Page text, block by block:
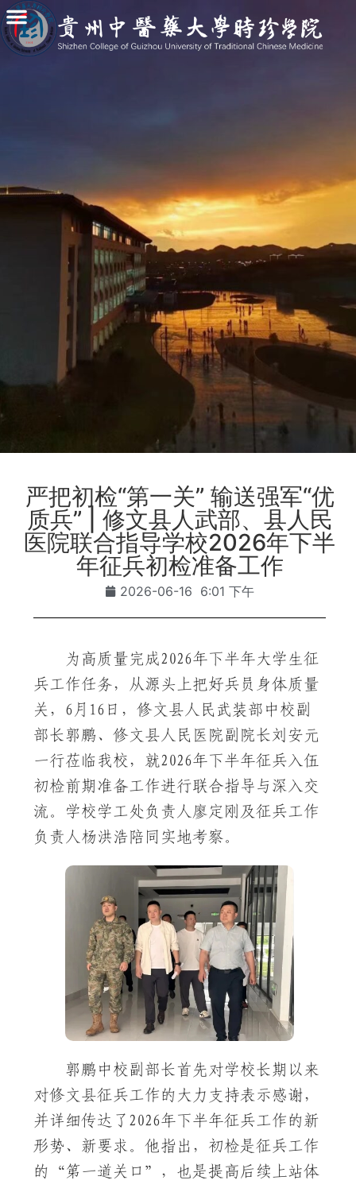
严把初检“第一关” 输送强军“优
质兵” | 修文县人武部、县人民
医院联合指导学校2026年下半
年征兵初检准备工作
2026-06-16 6:01 下午
为高质量完成2026年下半年大学生征
兵工作任务，从源头上把好兵员身体质量
关，6月16日，修文县人民武装部中校副
部长郭鹏、修文县人民医院副院长刘安元
一行莅临我校，就2026年下半年征兵入伍
初检前期准备工作进行联合指导与深入交
流。学校学工处负责人廖定刚及征兵工作
负责人杨洪浩陪同实地考察。
郭鹏中校副部长首先对学校长期以来
对修文县征兵工作的大力支持表示感谢，
并详细传达了2026年下半年征兵工作的新
形势、新要求。他指出，初检是征兵工作
的“第一道关口”，也是提高后续上站体